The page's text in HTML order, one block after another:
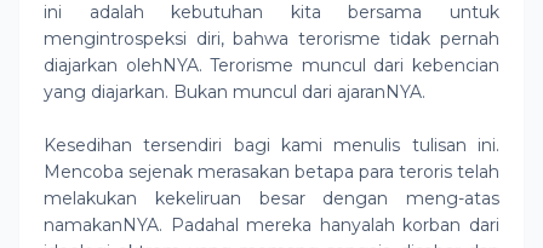
ini adalah kebutuhan kita bersama untuk
mengintrospeksi diri, bahwa terorisme tidak pernah
diajarkan olehNYA. Terorisme muncul dari kebencian
yang diajarkan. Bukan muncul dari ajaranNYA.
Kesedihan tersendiri bagi kami menulis tulisan ini.
Mencoba sejenak merasakan betapa para teroris telah
melakukan kekeliruan besar dengan meng-atas
namakanNYA. Padahal mereka hanyalah korban dari